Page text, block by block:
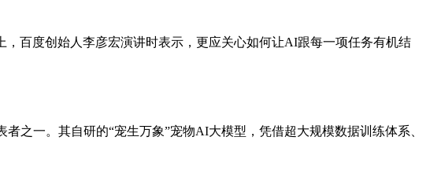
百度创始人李彦宏演讲时表示，更应关心如何让AI跟每一项任务有机结
之一。其自研的“宠生万象”宠物AI大模型，凭借超大规模数据训练体系、